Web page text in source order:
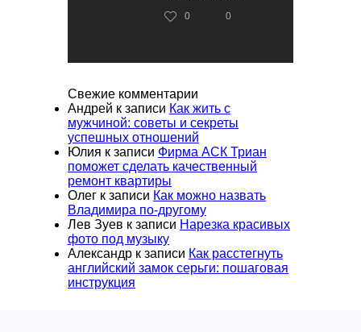
0 0
Свежие комментарии
Андрей к записи Как жить с
мужчиной: советы и секреты
успешных отношений
Юлия к записи Фирма АСК Триан
поможет сделать качественный
ремонт квартиры
Олег к записи Как можно назвать
Владимира по-другому
Лев Зуев к записи Нарезка красивых
фото под музыку
Александр к записи Как расстегнуть
английский замок серьги: пошаговая
инструкция